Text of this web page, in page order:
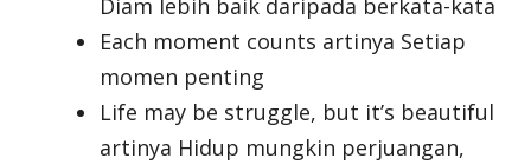
Diam lebih baik daripada berkata-kata
Each moment counts artinya Setiap
momen penting
Life may be struggle, but it’s beautiful
artinya Hidup mungkin perjuangan,